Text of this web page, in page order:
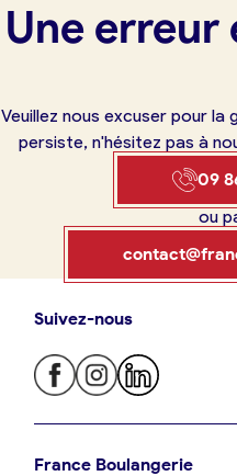
Je trouve ma
boulanger
Boulangerie
Pourquoi
Je référence
ma
Une erreur
Veuillez nous excuser pour la
persiste, n'hésitez pas à
09
ou
Suivez-nous
France Boulangerie